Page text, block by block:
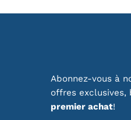
Abonnez-vous à
offres exclusives,
premier achat!